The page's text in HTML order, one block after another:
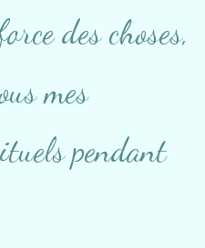
des choses,
mes
pendant